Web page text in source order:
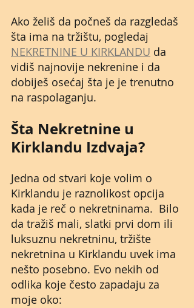
Ako želiš da počneš da razgledaš
šta ima na tržištu, pogledaj
NEKRETNINE U KIRKLANDU da
vidiš najnovije nekrenine i da
dobiješ osećaj šta je je trenutno
na raspolaganju.
Šta Nekretnine u
Kirklandu Izdvaja?
Jedna od stvari koje volim o
Kirklandu je raznolikost opcija
kada je reč o nekretninama. Bilo
da tražiš mali, slatki prvi dom ili
luksuznu nekretninu, tržište
nekretnina u Kirklandu uvek ima
nešto posebno. Evo nekih od
odlika koje često zapadaju za
moje oko: